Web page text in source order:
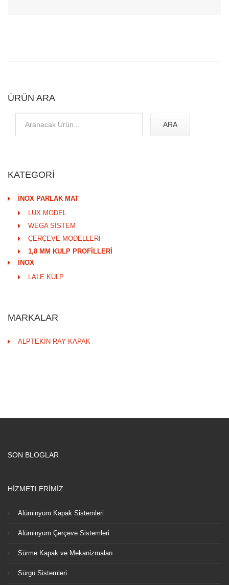
ÜRÜN ARA
ARA
KATEGORİ
İNOX PARLAK MAT
LUX MODEL
WEGA SİSTEM
ÇERÇEVE MODELLERİ
1,8 MM KULP PROFİLLERİ
İNOX
LALE KULP
MARKALAR
ALPTEKİN RAY KAPAK
SON BLOGLAR
HİZMETLERİMİZ
Alüminyum Kapak Sistemleri
Alüminyum Çerçeve Sistemleri
Sürme Kapak ve Mekanizmaları
Sürgü Sistemleri